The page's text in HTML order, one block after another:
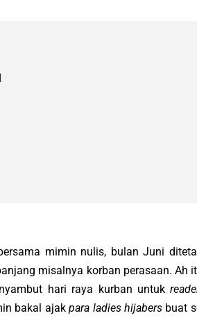
mimin nulis, bulan Juni
misalnya korban perasaan. Ah
hari raya kurban untuk
bakal ajakpara ladies hijabers buat